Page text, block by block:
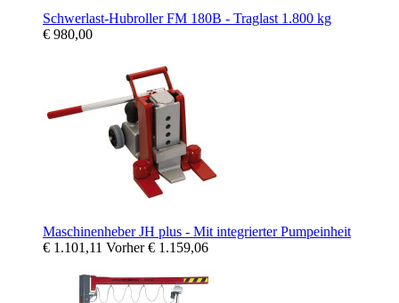
Schwerlast-Hubroller FM 180B - Traglast 1.800 kg
€ 980,00
Maschinenheber JH plus - Mit integrierter Pumpeinheit
€ 1.101,11 Vorher€ 1.159,06